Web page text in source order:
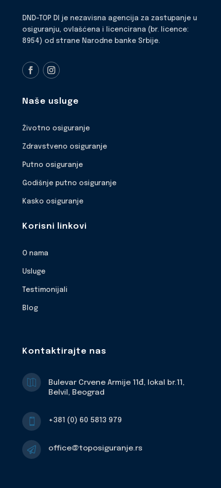
DND-TOP DI je nezavisna agencija za zastupanje u
osiguranju, ovlašćena i licencirana (br. licence:
8954) od strane Narodne banke Srbije.
Naše usluge
Životno osiguranje
Zdravstveno osiguranje
Putno osiguranje
Godišnje putno osiguranje
Kasko osiguranje
Korisni linkovi
O nama
Usluge
Testimonijali
Blog
Kontaktirajte nas

Bulevar Crvene Armije 11đ, lokal br.11,
Belvil, Beograd
 +381 (0) 60 5813 979
 office@toposiguranje.rs